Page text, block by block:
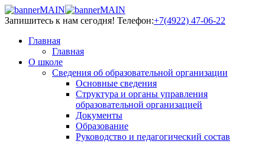
Запишитесь к нам сегодня! Телефон:+7(4922) 47-06-22
Главная
Главная
О школе
Сведения об образовательной организации
Основные сведения
Структура и органы управления
образовательной организацией
Документы
Образование
Руководство и педагогический состав